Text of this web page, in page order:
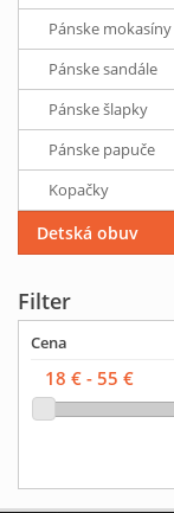
Pánske mokasíny
Pánske sandále
Pánske šlapky
Pánske papuče
Kopačky
Detská obuv
Filter
Cena